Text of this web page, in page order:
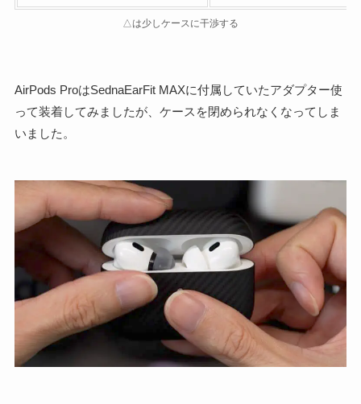
△は少しケースに干渉する
AirPods ProはSednaEarFit MAXに付属していたアダプター使
って装着してみましたが、ケースを閉められなくなってしま
いました。